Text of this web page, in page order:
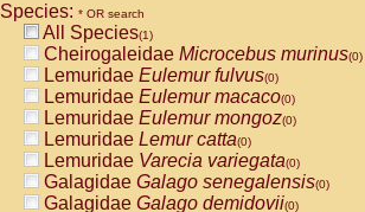
Species: * OR search
All Species(1)
Cheirogaleidae Microcebus murinus(0)
Lemuridae Eulemur fulvus(0)
Lemuridae Eulemur macaco(0)
Lemuridae Eulemur mongoz(0)
Lemuridae Lemur catta(0)
Lemuridae Varecia variegata(0)
Galagidae Galago senegalensis(0)
Galagidae Galago demidovii(0)